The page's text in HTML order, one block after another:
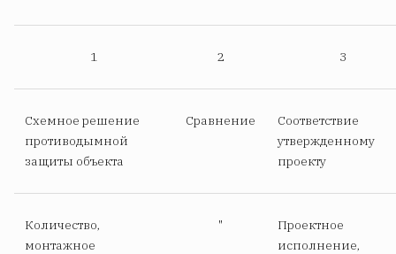
1 2 3
Схемное решение
противодымной
защиты объекта
Сравнение
Соответствие
утвержденному
проекту
Количество,
монтажное
"
Проектное
исполнение,